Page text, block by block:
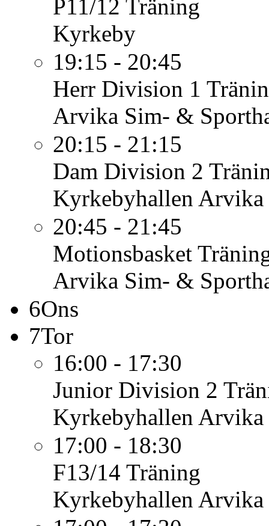
P11/12 Träning
Kyrkeby
19:15 - 20:45
Herr Division 1
Arvika Sim- &
20:15 - 21:15
Dam Division 2
Kyrkebyhallen Arvika
20:45 - 21:45
Motionsbasket
Arvika Sim- &
6Ons
7Tor
16:00 - 17:30
Junior Division 2
Kyrkebyhallen Arvika
17:00 - 18:30
F13/14 Träning
Kyrkebyhallen Arvika